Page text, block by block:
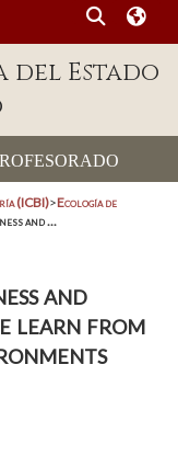
del Estado
(ICBI)>Ecología de
and ...
and
learn from